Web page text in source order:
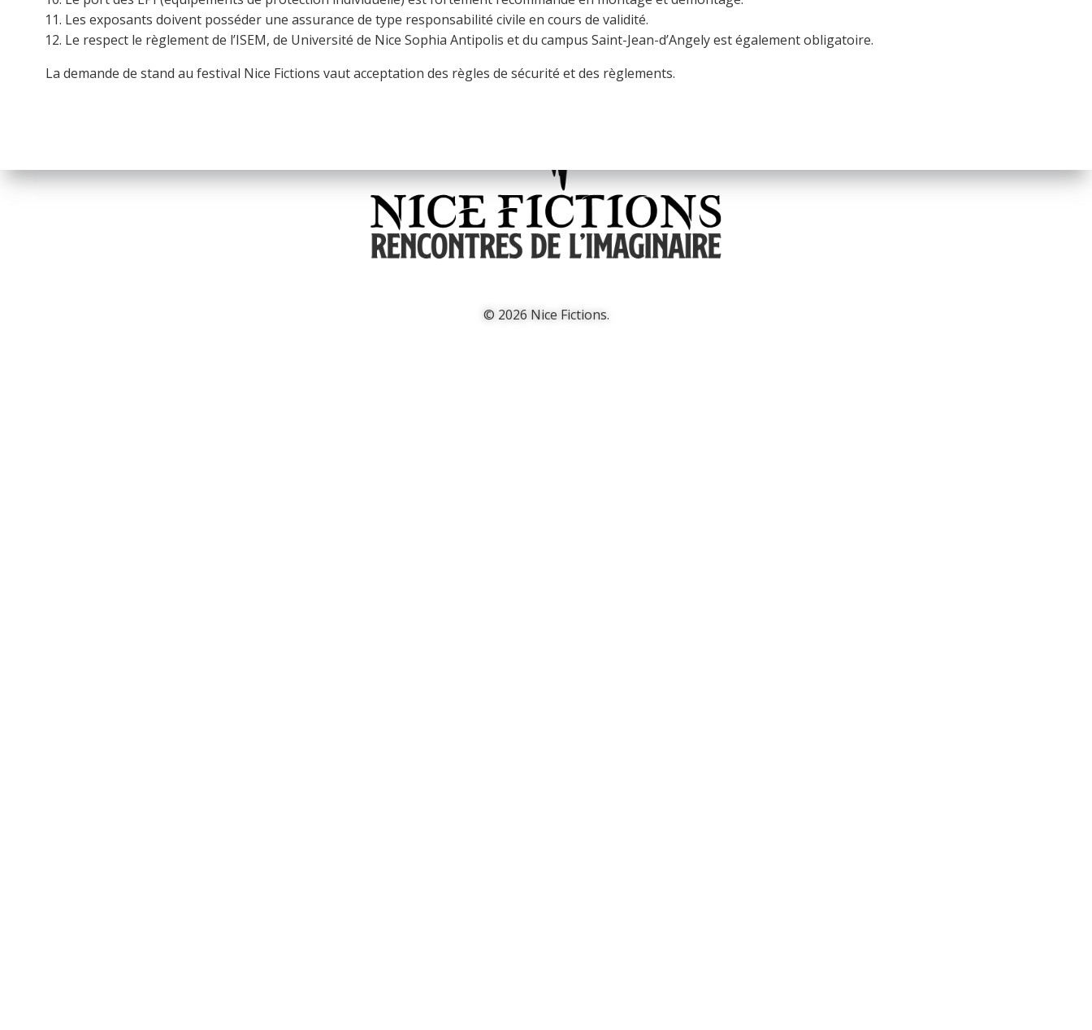
Les exposants doivent posséder une assurance de type responsabilité civile en cours de validité.
Le respect le règlement de l’ISEM, de Université de Nice Sophia Antipolis et du campus Saint-Jean-d’Angely est également obligatoire.
La demande de stand au festival Nice Fictions vaut acceptation des règles de sécurité et des règlements.
© 2026 Nice Fictions.